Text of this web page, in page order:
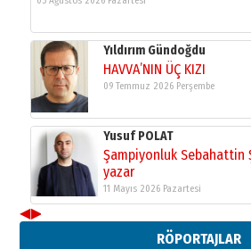
Yıldırım Gündoğdu
HAVVA’NIN ÜÇ KIZI
09 Temmuz 2026 Perşembe
Yusuf POLAT
Şampiyonluk Sebahattin
yazar
11 Mayıs 2026 Pazartesi
Neşat YALÇIN
Paranın Aile Kültüründeki Yeri
◀▶
RÖPORTAJLAR